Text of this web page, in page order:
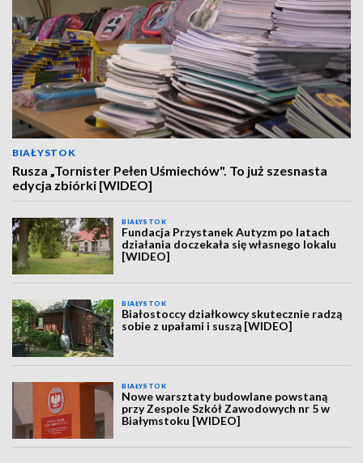
BIAŁYSTOK
Rusza „Tornister Pełen Uśmiechów". To już szesnasta
edycja zbiórki [WIDEO]
BIAŁYSTOK
Fundacja Przystanek Autyzm po latach
działania doczekała się własnego lokalu
[WIDEO]
BIAŁYSTOK
Białostoccy działkowcy skutecznie radzą
sobie z upałami i suszą [WIDEO]
BIAŁYSTOK
Nowe warsztaty budowlane powstaną
przy Zespole Szkół Zawodowych nr 5 w
Białymstoku [WIDEO]